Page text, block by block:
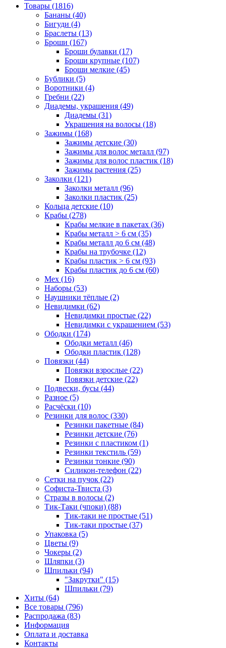
Товары (1816)
Бананы (40)
Бигуди (4)
Браслеты (13)
Броши (167)
Броши булавки (17)
Броши крупные (107)
Броши мелкие (45)
Бублики (5)
Воротники (4)
Гребни (22)
Диадемы, украшения (49)
Диадемы (31)
Украшения на волосы (18)
Зажимы (168)
Зажимы детские (30)
Зажимы для волос металл (97)
Зажимы для волос пластик (18)
Зажимы растения (25)
Заколки (121)
Заколки металл (96)
Заколки пластик (25)
Кольца детские (10)
Крабы (278)
Крабы мелкие в пакетах (36)
Крабы металл > 6 см (35)
Крабы металл до 6 см (48)
Крабы на трубочке (12)
Крабы пластик > 6 см (93)
Крабы пластик до 6 см (60)
Мех (16)
Наборы (53)
Наушники тёплые (2)
Невидимки (62)
Невидимки простые (22)
Невидимки с украшением (53)
Ободки (174)
Ободки металл (46)
Ободки пластик (128)
Повязки (44)
Повязки взрослые (22)
Повязки детские (22)
Подвески, бусы (44)
Разное (5)
Расчёски (10)
Резинки для волос (330)
Резинки пакетные (84)
Резинки детские (76)
Резинки с пластиком (1)
Резинки текстиль (59)
Резинки тонкие (90)
Силикон-телефон (22)
Сетки на пучок (22)
Софиста-Твиста (3)
Стразы в волосы (2)
Тик-Таки (чпоки) (88)
Тик-таки не простые (51)
Тик-таки простые (37)
Упаковка (5)
Цветы (9)
Чокеры (2)
Шляпки (3)
Шпильки (94)
"Закрутки" (15)
Шпильки (79)
Хиты (64)
Все товары (796)
Распродажа (83)
Информация
Оплата и доставка
Контакты